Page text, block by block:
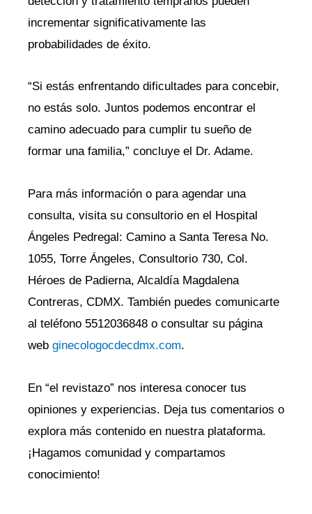
incrementar significativamente las
probabilidades de éxito.
“Si estás enfrentando dificultades para concebir,
no estás solo. Juntos podemos encontrar el
camino adecuado para cumplir tu sueño de
formar una familia,” concluye el Dr. Adame.
Para más información o para agendar una
consulta, visita su consultorio en el Hospital
Ángeles Pedregal: Camino a Santa Teresa No.
1055, Torre Ángeles, Consultorio 730, Col.
Héroes de Padierna, Alcaldía Magdalena
Contreras, CDMX. También puedes comunicarte
al teléfono 5512036848 o consultar su página
web ginecologocdecdmx.com.
En “el revistazo” nos interesa conocer tus
opiniones y experiencias. Deja tus comentarios o
explora más contenido en nuestra plataforma.
¡Hagamos comunidad y compartamos
conocimiento!